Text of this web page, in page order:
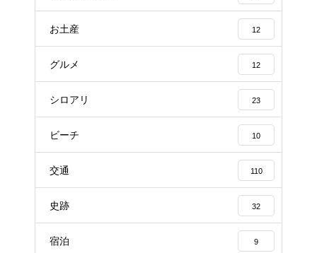
お土産 12
グルメ 12
シロアリ 23
ビーチ 10
交通 110
史跡 32
宿泊 9